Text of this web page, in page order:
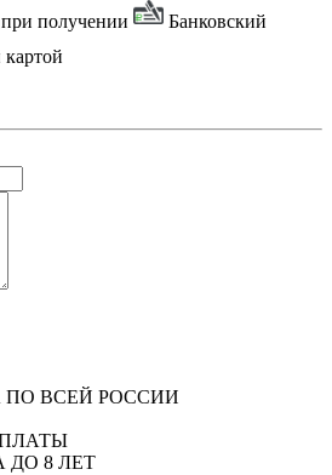
получении
Банковский
картой
ПО ВСЕЙ РОССИИ
ДО 8 ЛЕТ